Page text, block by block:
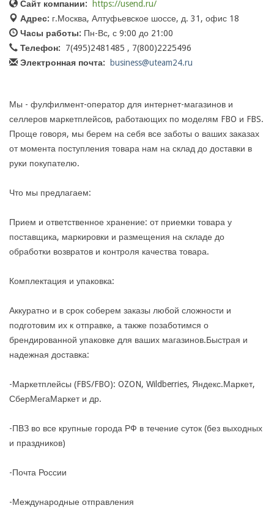
Сайт компании:
https://usend.ru/
Адрес: г.Москва, Алтуфьевское шоссе, д. 31, офис 18
Часы работы: Пн-Вс, с 9:00 до 21:00
Телефон:
7(495)2481485 , 7(800)2225496
Электронная почта:
business@uteam24.ru
Мы - фулфилмент-оператор для интернет-магазинов и
селлеров маркетплейсов, работающих по моделям FBO и FBS.
Проще говоря, мы берем на себя все заботы о ваших заказах
от момента поступления товара нам на склад до доставки в
руки покупателю.
Что мы предлагаем:
Прием и ответственное хранение: от приемки товара у
поставщика, маркировки и размещения на складе до
обработки возвратов и контроля качества товара.
Комплектация и упаковка:
Аккуратно и в срок соберем заказы любой сложности и
подготовим их к отправке, а также позаботимся о
брендированной упаковке для ваших магазинов.Быстрая и
надежная доставка:
-Маркетплейсы (FBS/FBO): OZON, Wildberries, Яндекс.Маркет,
СберМегаМаркет и др.
-ПВЗ во все крупные города РФ в течение суток (без выходных
и праздников)
-Почта России
-Международные отправления